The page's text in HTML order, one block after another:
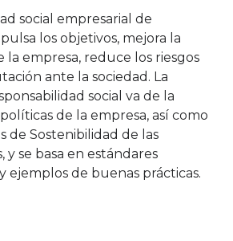
social empresarial de
los objetivos, mejora la
la empresa, reduce los riesgos
ante la sociedad. La
social va de la
de la empresa, así como
de Sostenibilidad de las
y se basa en estándares
ejemplos de buenas prácticas.